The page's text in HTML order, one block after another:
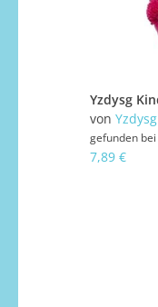
von Yzdysg
gefunden bei
7,89 €